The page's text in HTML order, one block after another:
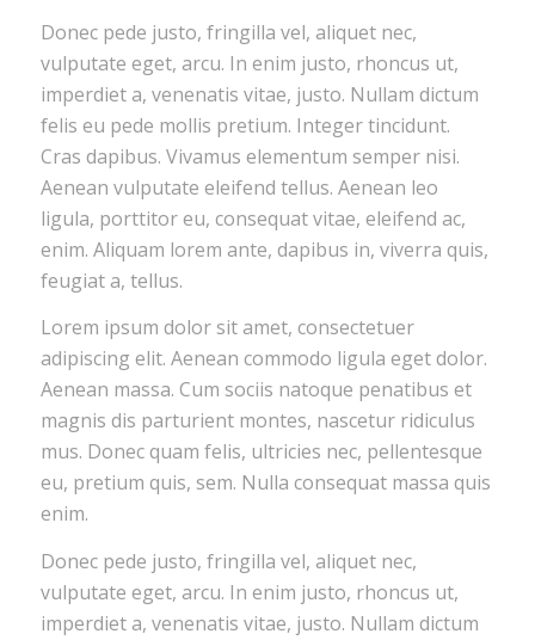
Donec pede justo, fringilla vel, aliquet nec,
vulputate eget, arcu. In enim justo, rhoncus ut,
imperdiet a, venenatis vitae, justo. Nullam dictum
felis eu pede mollis pretium. Integer tincidunt.
Cras dapibus. Vivamus elementum semper nisi.
Aenean vulputate eleifend tellus. Aenean leo
ligula, porttitor eu, consequat vitae, eleifend ac,
enim. Aliquam lorem ante, dapibus in, viverra quis,
feugiat a, tellus.
Lorem ipsum dolor sit amet, consectetuer
adipiscing elit. Aenean commodo ligula eget dolor.
Aenean massa. Cum sociis natoque penatibus et
magnis dis parturient montes, nascetur ridiculus
mus. Donec quam felis, ultricies nec, pellentesque
eu, pretium quis, sem. Nulla consequat massa quis
enim.
Donec pede justo, fringilla vel, aliquet nec,
vulputate eget, arcu. In enim justo, rhoncus ut,
imperdiet a, venenatis vitae, justo. Nullam dictum